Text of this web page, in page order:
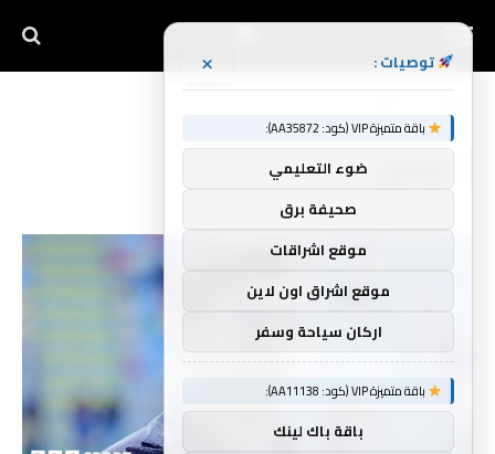
توصيات : ×
باقة متميزة VIP (كود: AA35872):
ضوء التعليمي
صحيفة برق
موقع اشراقات
موقع اشراق اون لاين
اركان سياحة وسفر
باقة متميزة VIP (كود: AA11138):
باقة باك لينك